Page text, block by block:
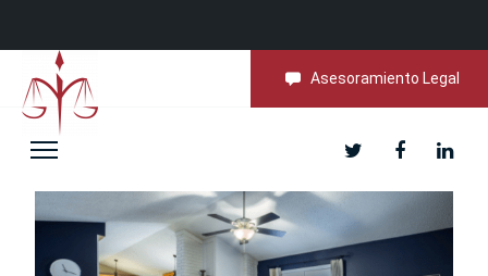
Asesoramiento Legal